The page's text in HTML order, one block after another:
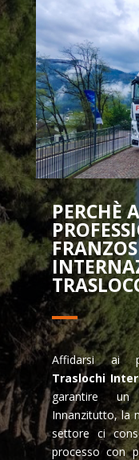
PERCHÈ
Affidarsi ai
Traslochi
garantire
Innanzitutto, la
settore ci
processo con